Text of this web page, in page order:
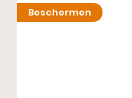
Beschermen